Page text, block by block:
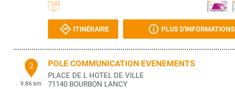
ITINÉRAIRE PLUS D'INFORMATIONS
2
9.86 km
POLE COMMUNICATION EVENEMENTS
PLACE DE L HOTEL DE VILLE
71140 BOURBON LANCY